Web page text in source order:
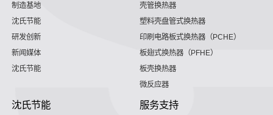
制造基地
沈氏节能
研发创新
新闻媒体
沈氏节能
壳管换热器
塑料壳盘管式换热器
印刷电路板式换热器（PCHE）
板翅式换热器（PFHE）
板壳换热器
微反应器
沈氏节能 服务支持